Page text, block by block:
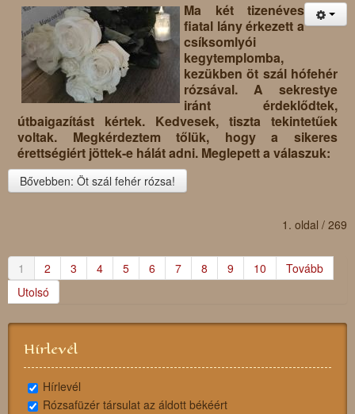
Ma két tizenéves
fiatal lány érkezett a
csíksomlyói
kegytemplomba,
kezükben öt szál hófehér
rózsával. A sekrestye
iránt érdeklődtek,
útbaigazítást kértek. Kedvesek, tiszta tekintetűek
voltak. Megkérdeztem tőlük, hogy a sikeres
érettségiért jöttek-e hálát adni. Meglepett a válaszuk:
Bővebben: Öt szál fehér rózsa!
1. oldal / 269
1 2 3 4 5 6 7 8 9 10
Tovább
Utolsó
Hírlevél
Hírlevél
Rózsafüzér társulat az áldott békéért